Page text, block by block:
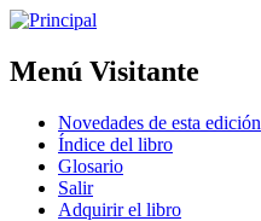
Menú Visitante
Novedades de esta edición
Índice del libro
Glosario
Salir
Adquirir el libro